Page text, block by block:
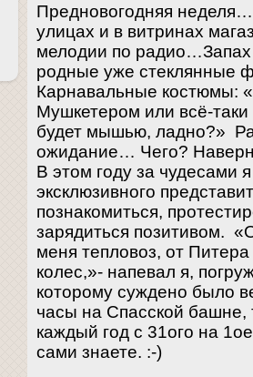
Предновогодняя
улицах и в витринах
мелодии по
родные уже стеклянные
Карнавальные костюмы:
Мушкетером или всё-
будет мышью, ладно?»
ожидание… Чего?
В этом году за чудесами
эксклюзивного
познакомиться,
зарядиться позитивом.
меня тепловоз, от
колес,»- напевал я,
которому суждено было
часы на Спасской башне,
каждый год с 31ого на
сами знаете. :-)